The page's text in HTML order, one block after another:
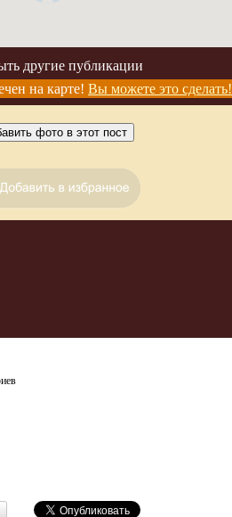
другие публикации
на карте! Вы можете это сделать!
фото в этот пост